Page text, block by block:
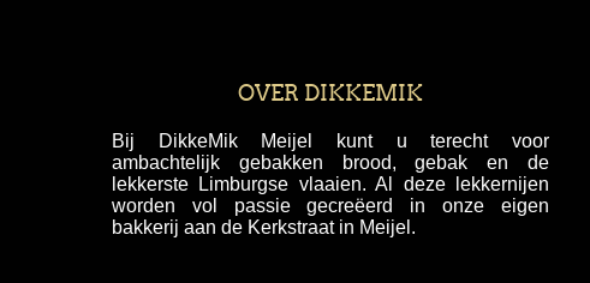
OVER DIKKEMIK
Bij DikkeMik Meijel kunt u terecht voor
ambachtelijk gebakken brood, gebak en de
lekkerste Limburgse vlaaien. Al deze lekkernijen
worden vol passie gecreëerd in onze eigen
bakkerij aan de Kerkstraat in Meijel.